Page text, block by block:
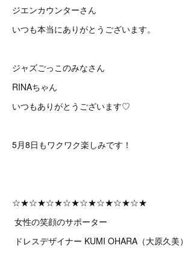
ジエンカウンターさん
いつも本当にありがとうございます。
ジャズごっこのみなさん
RINAちゃん
いつもありがとうございます♡
5月8日もワクワク楽しみです！
☆★☆★☆★☆★☆★☆★☆★☆★
女性の笑顔のサポーター
ドレスデザイナー KUMI OHARA（大原久美）